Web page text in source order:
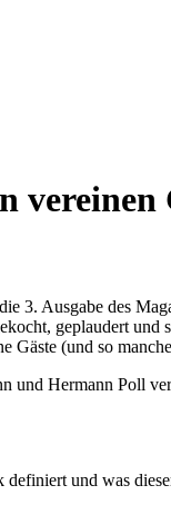
3. Ausgabe des
geplaudert
Gäste (und so
und Hermann Poll
und was